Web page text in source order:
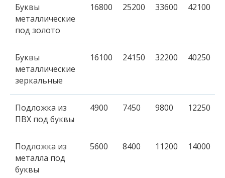
Буквы
металлические
под золото
16800 25200 33600 42100
Буквы
металлические
зеркальные
16100 24150 32200 40250
Подложка из
ПВХ под буквы
4900 7450 9800 12250
Подложка из
металла под
буквы
5600 8400 11200 14000